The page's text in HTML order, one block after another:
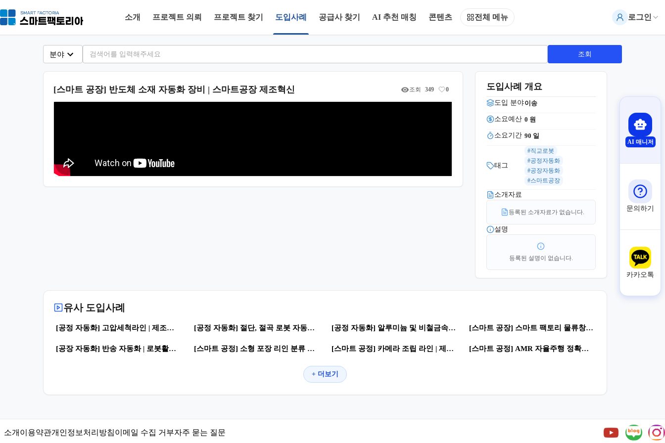
소개 프로젝트 의뢰 프로젝트 찾기 도입사례 공급사 찾기 AI 추천 매칭 콘텐츠 전체 메뉴 로그인
분야 조회
[스마트 공장] 반도체 소재 자동화 장비 | 스마트공장 제조혁신 조회 349 0 도입사례 개요
도입 분야이송
소요예산 0 원
소요기간 90 일
태그
#직교로봇
#공정자동화
#공장자동화
#스마트공장
소개자료
등록된 소개자료가 없습니다.
설명
등록된 설명이 없습니다.
유사 도입사례
70
[공정 자동화] 고압세척라인 | 제조혁신 · 자동화 공정 [공정 자동화] 절단, 절곡 로봇 자동화 | 로봇활용 · 자동화 공정 [공정 자동화] 알루미늄 및 비철금속, 목재 컷팅 콘베어 | 제조혁신 · 자동화 공정 [스마트 공장] 스마트 팩토리 물류창고 | 로봇활용 · 자율형 공장
152 0
[공장 자동화] 반송 자동화 | 로봇활용 자동화 공정
164 0
[스마트 공정] 소형 포장 리인 분류 물류라인 | 스마트공장 자동화 공정
139 0
[스마트 공정] 카메라 조립 라인 | 제조혁신 스마트공장
145 0
[스마트 공정] AMR 자율주행 정확도 개선 (V컷) | 스마트공장 제조혁신
+ 더보기
소개 이용약관개인정보처리방침이메일 수집 거부자주 묻는 질문
AI 매니저
문의하기
카카오톡